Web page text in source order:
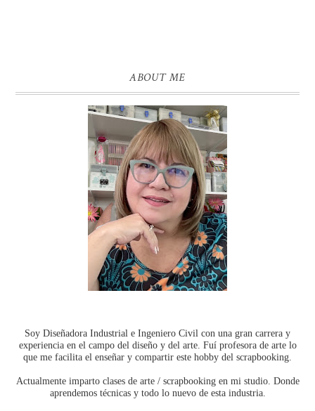
ABOUT ME
Soy Diseñadora Industrial e Ingeniero Civil con una gran carrera y
experiencia en el campo del diseño y del arte. Fuí profesora de arte lo
que me facilita el enseñar y compartir este hobby del scrapbooking.
Actualmente imparto clases de arte / scrapbooking en mi studio. Donde
aprendemos técnicas y todo lo nuevo de esta industria.